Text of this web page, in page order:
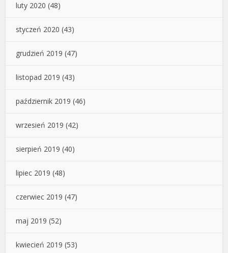
luty 2020 (48)
styczeń 2020 (43)
grudzień 2019 (47)
listopad 2019 (43)
październik 2019 (46)
wrzesień 2019 (42)
sierpień 2019 (40)
lipiec 2019 (48)
czerwiec 2019 (47)
maj 2019 (52)
kwiecień 2019 (53)